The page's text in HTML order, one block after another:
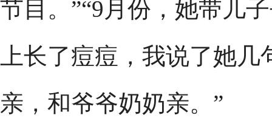
节目。”“9月份，她带儿
上长了痘痘，我说了她
亲，和爷爷奶奶亲。”